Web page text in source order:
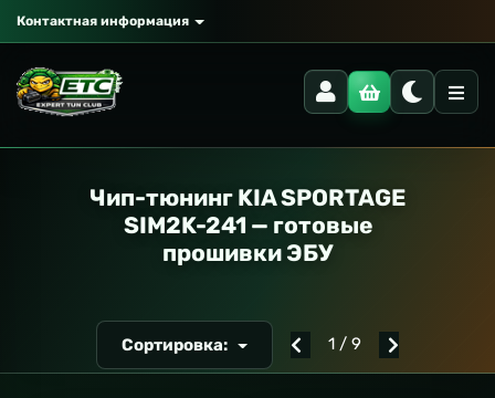
Контактная информация
Чип-тюнинг KIA SPORTAGE
SIM2K-241 — готовые
прошивки ЭБУ
Сортировка: 1 / 9